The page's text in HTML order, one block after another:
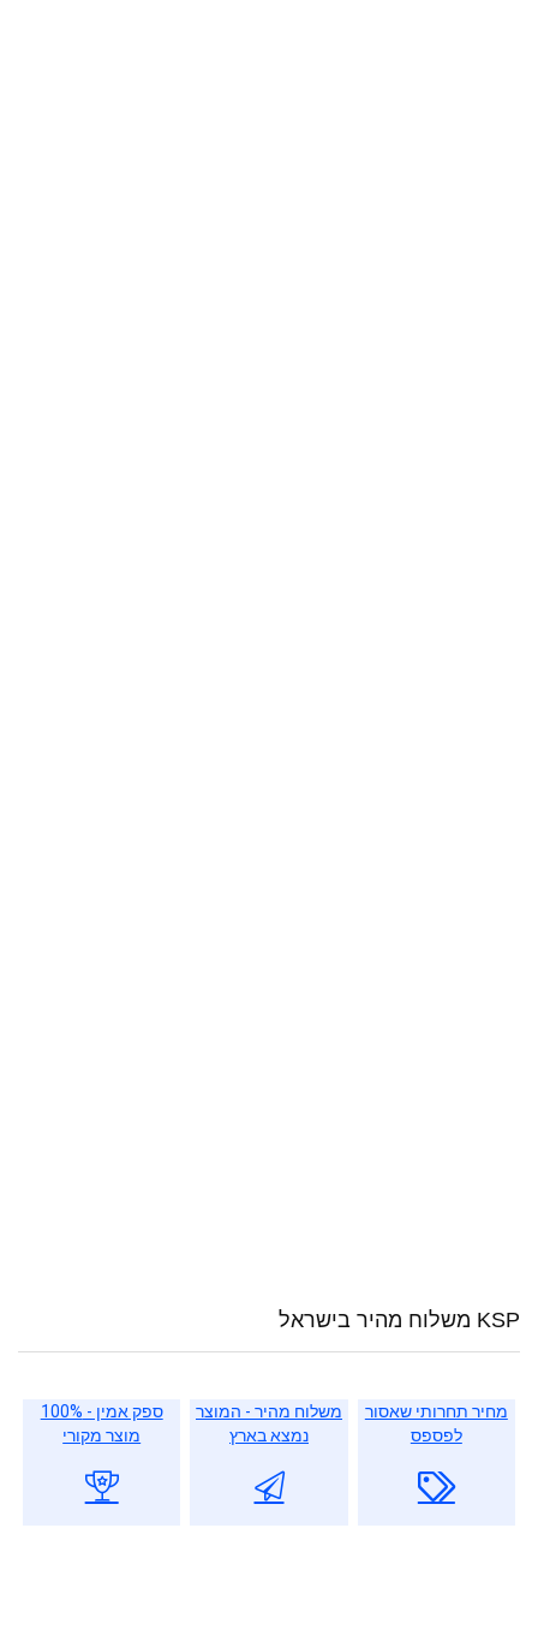
KSP משלוח מהיר בישראל
מחיר תחרותי שאסור
לפספס
משלוח מהיר - המוצר
נמצא בארץ
ספק אמין - 100%
מוצר מקורי